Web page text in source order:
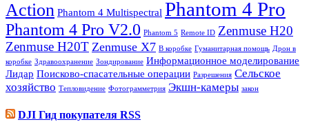
Action Phantom 4 Multispectral Phantom 4 Pro
Phantom 4 Pro V2.0 Phantom 5 Remote ID Zenmuse H20
Zenmuse H20T Zenmuse X7 В коробке Гуманитарная помощь Дрон в
коробке Здравоохранение Зондирование Информационное моделирование
Лидар Поисково-спасательные операции Разрешения Сельское
хозяйство Тепловидение Фотограмметрия Экшн-камеры закон
DJI Гид покупателя RSS